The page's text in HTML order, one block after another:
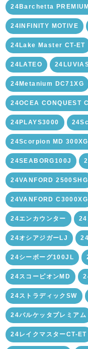
24Barchetta
24INFINITY MOTIVE
24Lake Master CT-ET
24LATEO
24Metanium DC71XG
24OCEA CONQUEST
24PLAYS3000
24Scorpion MD
24SEABORG100J
24VANFORD 2500SHG
24VANFORD C3000XG
24エンカウンター 24
24オシアジガーLJ
24シーボーグ100JL
24スコーピオンMD
24ストラディックSW
24バルケッタプレミアム
24レイクマスターCT-ET